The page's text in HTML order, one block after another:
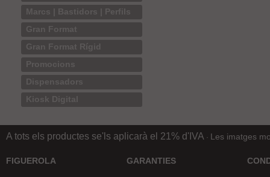
Marcs | Bastidors | Perfils
Gran Format
Gran Format Rígid
Promocions
Dispensadors
Kiosk Digital
A tots els productes se'ls aplicarà el 21% d'IVA · Les imatges
FIGUEROLA GARANTIES